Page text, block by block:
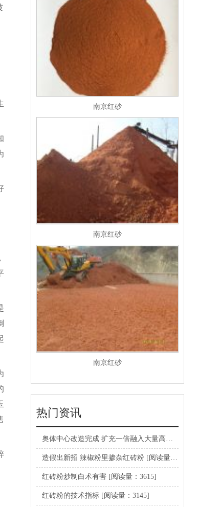
南京红砂
南京红砂
南京红砂
热门资讯
造假出新招 辣椒粉里掺杂红砖粉 [阅读量：4455]
红砖粉炒制白术有害 [阅读量：3615]
红砖粉的技术指标 [阅读量：3145]